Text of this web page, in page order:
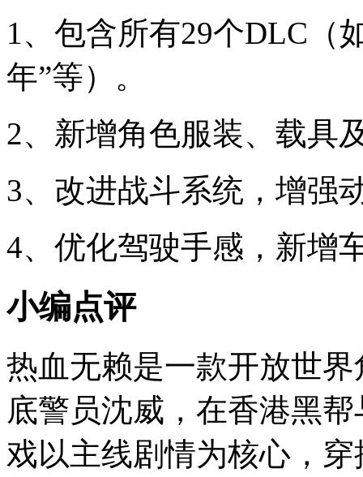
1、包含所有29个DLC（
年”等）。
2、新增角色服装、载具
3、改进战斗系统，增强
4、优化驾驶手感，新增
小编点评
热血无赖是一款开放世
底警员沈威，在香港黑
戏以主线剧情为核心，